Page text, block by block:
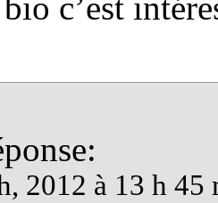
c’est
2012 à 13 h 45